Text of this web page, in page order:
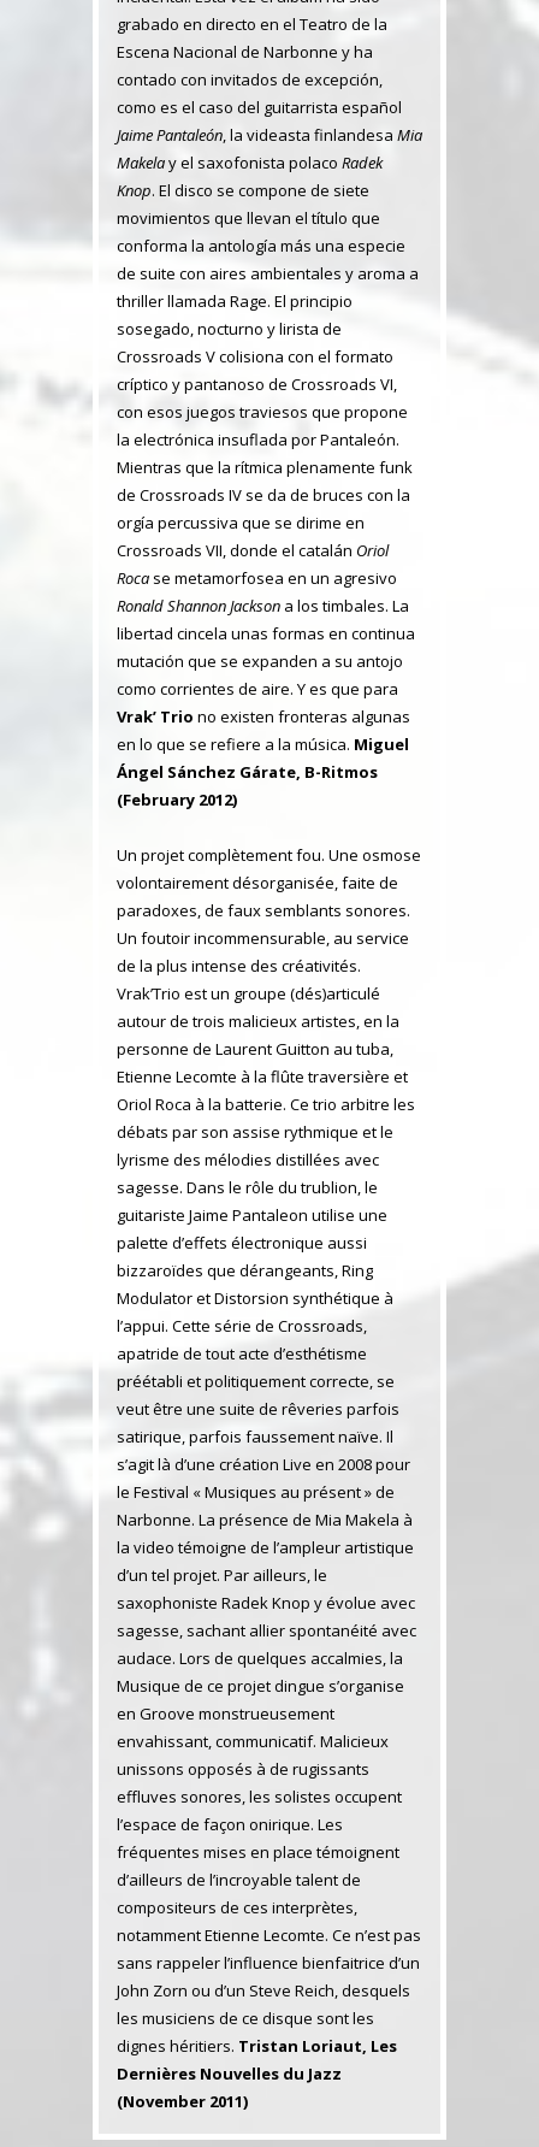
grabado en directo en el Teatro de la
Escena Nacional de Narbonne y ha
contado con invitados de excepción,
como es el caso del guitarrista español
Jaime Pantaleón, la videasta finlandesa Mia
Makelay el saxofonista polaco Radek
Knop. El disco se compone de siete
movimientos que llevan el título que
conforma la antología más una especie
de suite con aires ambientales y aroma a
thriller llamada Rage. El principio
sosegado, nocturno y lirista de
Crossroads V colisiona con el formato
críptico y pantanoso de Crossroads VI,
con esos juegos traviesos que propone
la electrónica insuflada por Pantaleón.
Mientras que la rítmica plenamente funk
de Crossroads IV se da de bruces con la
orgía percussiva que se dirime en
Crossroads VII, donde el catalán Oriol
Roca se metamorfosea en un agresivo
Ronald Shannon Jackson a los timbales. La
libertad cincela unas formas en continua
mutación que se expanden a su antojo
como corrientes de aire. Y es que para
Vrak’ Trio no existen fronteras algunas
en lo que se refiere a la música. Miguel
Ángel Sánchez Gárate, B-Ritmos
(February 2012)
Un projet complètement fou. Une osmose
volontairement désorganisée, faite de
paradoxes, de faux semblants sonores.
Un foutoir incommensurable, au service
de la plus intense des créativités.
Vrak’Trio est un groupe (dés)articulé
autour de trois malicieux artistes, en la
personne de Laurent Guitton au tuba,
Etienne Lecomte à la flûte traversière et
Oriol Roca à la batterie. Ce trio arbitre les
débats par son assise rythmique et le
lyrisme des mélodies distillées avec
sagesse. Dans le rôle du trublion, le
guitariste Jaime Pantaleon utilise une
palette d’effets électronique aussi
bizzaroïdes que dérangeants, Ring
Modulator et Distorsion synthétique à
l’appui. Cette série de Crossroads,
apatride de tout acte d’esthétisme
préétabli et politiquement correcte, se
veut être une suite de rêveries parfois
satirique, parfois faussement naïve. Il
s’agit là d’une création Live en 2008 pour
le Festival « Musiques au présent » de
Narbonne. La présence de Mia Makela à
la video témoigne de l’ampleur artistique
d’un tel projet. Par ailleurs, le
saxophoniste Radek Knop y évolue avec
sagesse, sachant allier spontanéité avec
audace. Lors de quelques accalmies, la
Musique de ce projet dingue s’organise
en Groove monstrueusement
envahissant, communicatif. Malicieux
unissons opposés à de rugissants
effluves sonores, les solistes occupent
l’espace de façon onirique. Les
fréquentes mises en place témoignent
d’ailleurs de l’incroyable talent de
compositeurs de ces interprètes,
notamment Etienne Lecomte. Ce n’est pas
sans rappeler l’influence bienfaitrice d’un
John Zorn ou d’un Steve Reich, desquels
les musiciens de ce disque sont les
dignes héritiers. Tristan Loriaut, Les
Dernières Nouvelles du Jazz
(November 2011)